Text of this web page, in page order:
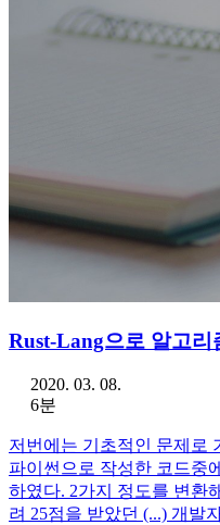
Rust-Lang으로 알고
2020. 03. 08.
6분
저번에는 기초적인 문제로
파이썬으로 작성한 코드중
하였다. 2가지 정도를 변환
려 25점을 받았던 (...) 개발